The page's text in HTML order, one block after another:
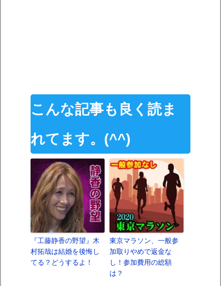
こんな記事も良く読ま
れてます。(^^)
『工藤静香の野望』木
村拓哉は結婚を後悔し
てる？どうするよ！
東京マラソン、一般参
加取りやめで返金な
し！参加費用の総額
は？